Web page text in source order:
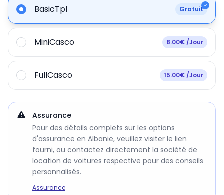
BasicTpl Gratuit
MiniCasco 8.00€ /Jour
FullCasco 15.00€ /Jour
Assurance
Pour des détails complets sur les options
d'assurance en Albanie, veuillez visiter le lien
fourni, ou contactez directement la société de
location de voitures respective pour des conseils
personnalisés.
Assurance